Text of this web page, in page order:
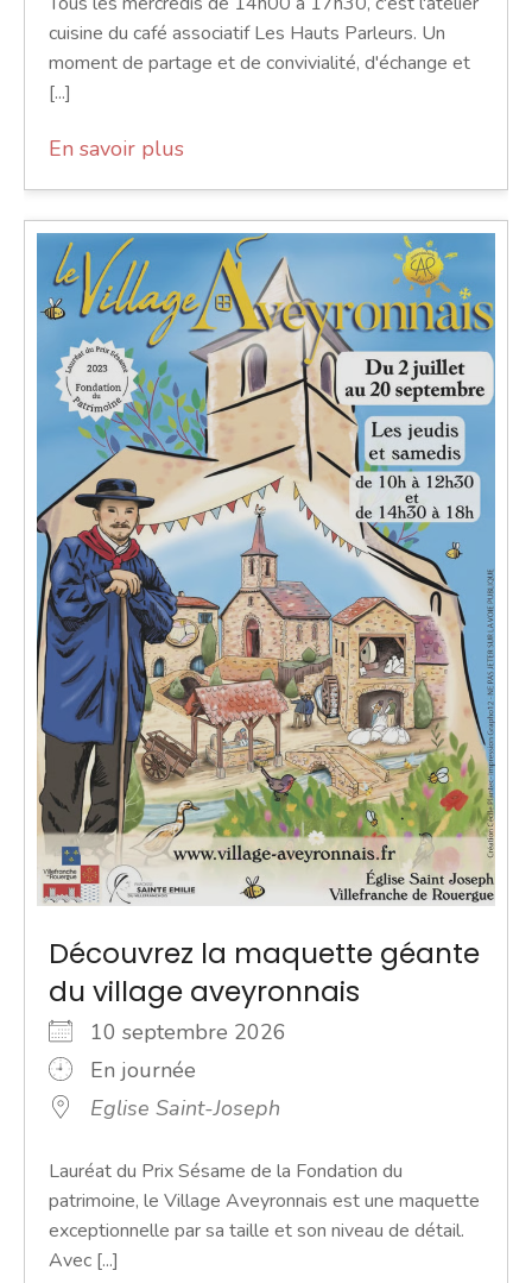
cuisine du café associatif Les Hauts Parleurs. Un
moment de partage et de convivialité, d'échange et
[...]
En savoir plus
Découvrez la maquette géante
du village aveyronnais
10 septembre 2026
En journée
Eglise Saint-Joseph
Lauréat du Prix Sésame de la Fondation du
patrimoine, le Village Aveyronnais est une maquette
exceptionnelle par sa taille et son niveau de détail.
Avec [...]